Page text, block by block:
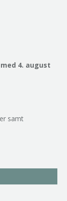
4. august
samt